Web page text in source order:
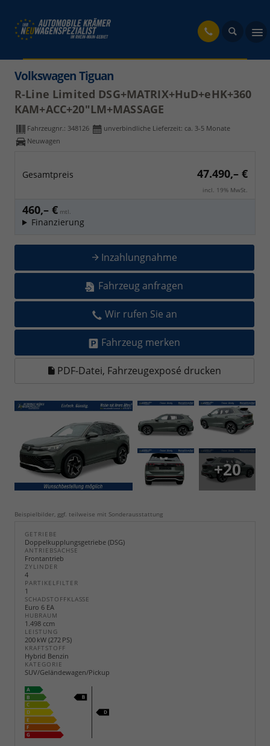
Volkswagen Tiguan
R-Line Limited DSG+MATRIX+HuD+eHK+360
KAM+ACC+20"LM+MASSAGE
Fahrzeugnr.: 348126
unverbindliche Lieferzeit: ca. 3-5 Monate
Neuwagen
Gesamtpreis 47.490,– €
incl. 19% MwSt.
460,– € mtl.
Finanzierung
Inzahlungnahme
Fahrzeug anfragen
Wir rufen Sie an
Fahrzeug merken
PDF-Datei, Fahrzeugexposé drucken
+20
Beispielbilder, ggf. teilweise mit Sonderausstattung
GETRIEBE
Doppelkupplungsgetriebe (DSG)
ANTRIEBSACHSE
Frontantrieb
ZYLINDER
4
PARTIKELFILTER
1
SCHADSTOFFKLASSE
Euro 6 EA
HUBRAUM
1.498 ccm
LEISTUNG
200 kW (272 PS)
KRAFTSTOFF
Hybrid Benzin
KATEGORIE
SUV/Geländewagen/Pickup